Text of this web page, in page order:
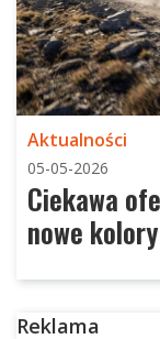
Aktualności
05-05-2026
Ciekawa
nowe
Reklama